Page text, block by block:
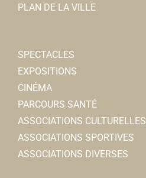
PLAN DE LA VILLE
SPECTACLES
EXPOSITIONS
CINÉMA
PARCOURS SANTÉ
ASSOCIATIONS CULTURELLES
ASSOCIATIONS SPORTIVES
ASSOCIATIONS DIVERSES